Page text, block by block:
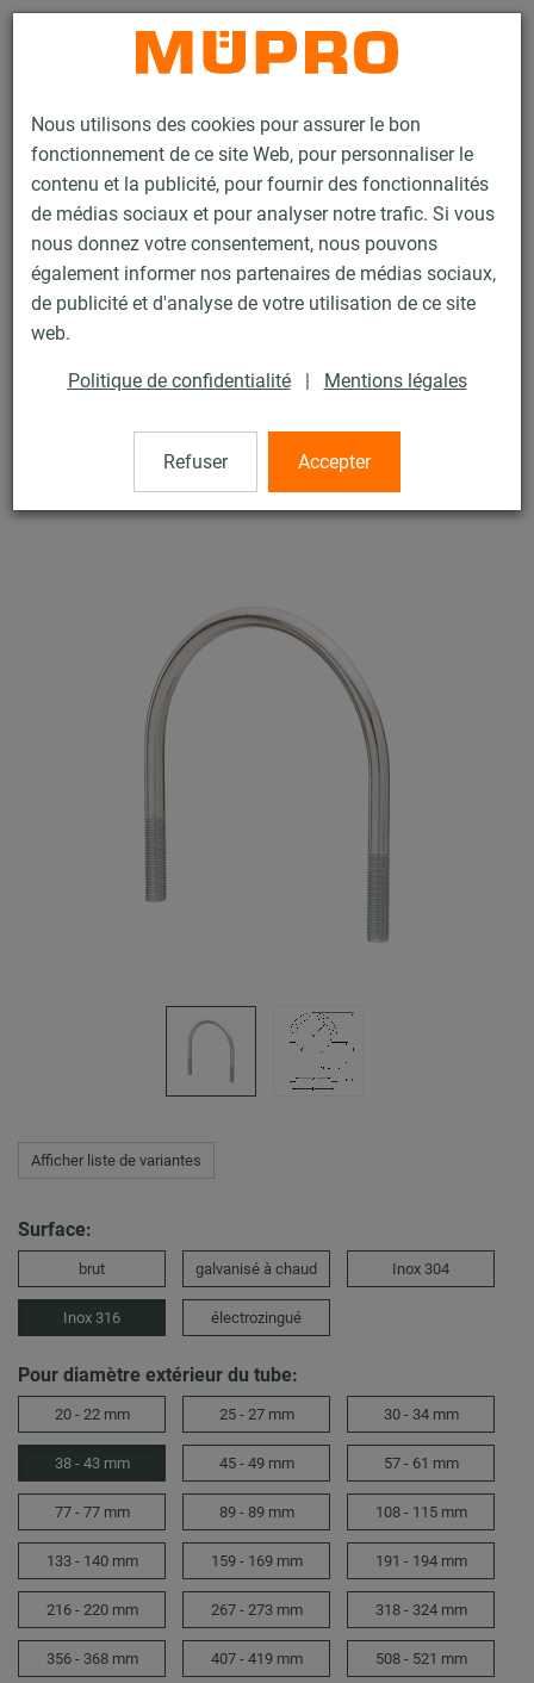
Nous utilisons des cookies pour assurer le bon
fonctionnement de ce site Web, pour personnaliser le
contenu et la publicité, pour fournir des fonctionnalités
de médias sociaux et pour analyser notre trafic. Si vous
nous donnez votre consentement, nous pouvons
également informer nos partenaires de médias sociaux,
de publicité et d'analyse de votre utilisation de ce site
web.
Politique de confidentialité | Mentions légales
Refuser Accepter
Contact
Produits Technique de fixation
Produits galvanisés à chaud
Colliers, galvanisés à chaud
Etrier selon DIN 3570
Etrier selon DIN 3570
Etrier, DIN 3570 Forme A, 38 mm, Inox 316
Afficher liste de variantes
Surface:
brut galvanisé à chaud Inox 304
Inox 316 électrozingué
Pour diamètre extérieur du tube:
20 - 22 mm 25 - 27 mm 30 - 34 mm
38 - 43 mm 45 - 49 mm 57 - 61 mm
77 - 77 mm 89 - 89 mm 108 - 115 mm
133 - 140 mm 159 - 169 mm 191 - 194 mm
216 - 220 mm 267 - 273 mm 318 - 324 mm
356 - 368 mm 407 - 419 mm 508 - 521 mm